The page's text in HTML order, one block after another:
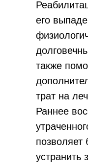
его
также
трат на
Раннее
устранить